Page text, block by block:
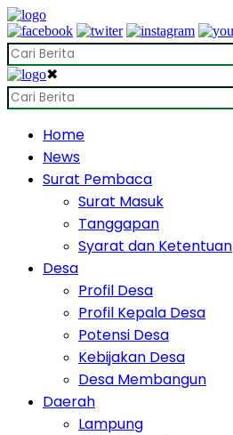
✖
Home
News
Surat Pembaca
Surat Masuk
Tanggapan
Syarat dan Ketentuan
Desa
Profil Desa
Profil Kepala Desa
Potensi Desa
Kebijakan Desa
Desa Membangun
Daerah
Lampung